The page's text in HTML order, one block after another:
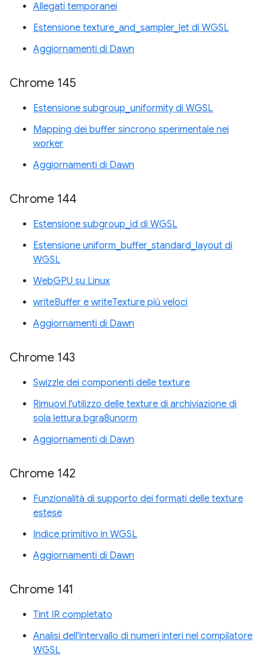
Allegati temporanei
Estensione texture_and_sampler_let di WGSL
Aggiornamenti di Dawn
Chrome 145
Estensione subgroup_uniformity di WGSL
Mapping dei buffer sincrono sperimentale nei
worker
Aggiornamenti di Dawn
Chrome 144
Estensione subgroup_id di WGSL
Estensione uniform_buffer_standard_layout di
WGSL
WebGPU su Linux
writeBuffer e writeTexture più veloci
Aggiornamenti di Dawn
Chrome 143
Swizzle dei componenti delle texture
Rimuovi l'utilizzo delle texture di archiviazione di
sola lettura bgra8unorm
Aggiornamenti di Dawn
Chrome 142
Funzionalità di supporto dei formati delle texture
estese
Indice primitivo in WGSL
Aggiornamenti di Dawn
Chrome 141
Tint IR completato
Analisi dell'intervallo di numeri interi nel compilatore
WGSL